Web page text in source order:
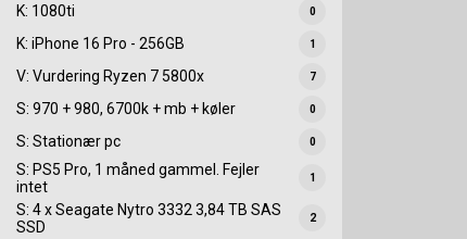
K: 1080ti 0
K: iPhone 16 Pro - 256GB 1
V: Vurdering Ryzen 7 5800x 7
S: 970 + 980, 6700k + mb + køler 0
S: Stationær pc 0
S: PS5 Pro, 1 måned gammel. Fejler
intet
1
S: 4 x Seagate Nytro 3332 3,84 TB SAS
SSD
2